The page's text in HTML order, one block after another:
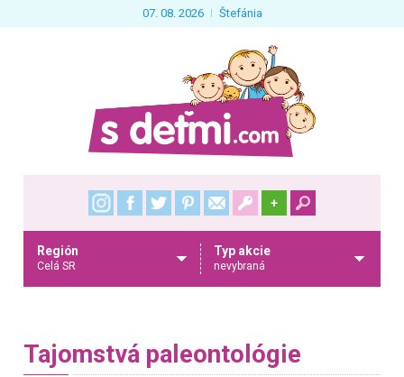
07. 08. 2026 Štefánia
+
Región
Celá SR
Typ akcie
nevybraná
Tajomstvá paleontológie